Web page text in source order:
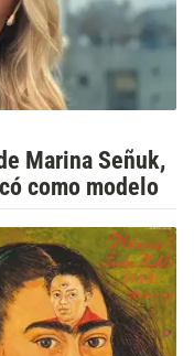
Marina Señuk,
como modelo